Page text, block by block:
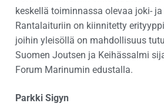
keskellä toiminnassa olevaa joki-
Rantalaituriin on kiinnitetty
joihin yleisöllä on mahdollisuus
Suomen Joutsen ja Keihässalmi
Forum Marinumin edustalla.
Parkki Sigyn